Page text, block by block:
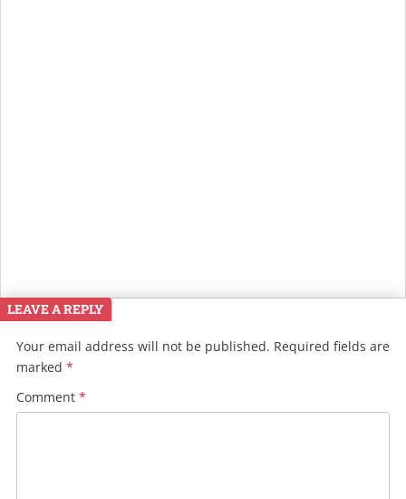
LEAVE A REPLY
Your email address will not be published. Required fields are
marked *
Comment *